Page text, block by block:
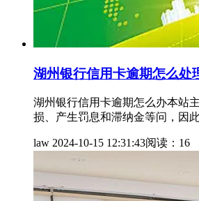
湖州银行信用卡逾期怎么处
湖州银行信用卡逾期怎么办本站
损、产生罚息和滞纳金等问，因
law 2024-10-15 12:31:43阅读：16